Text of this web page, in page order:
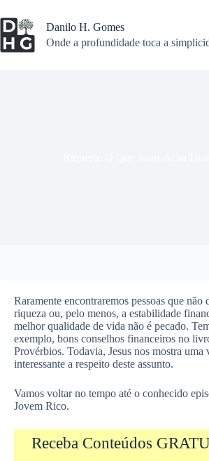
para
o
conteúdo
Danilo H. Gomes
Onde a profundidade toca a
Raramente encontraremos pessoas que não
riqueza ou, pelo menos, a estabilidade
melhor qualidade de vida não é pecado.
exemplo, bons conselhos financeiros no
Provérbios. Todavia, Jesus nos mostra uma
interessante a respeito deste assunto.
Vamos voltar no tempo até o conhecido
Jovem Rico.
Receba Conteúdos